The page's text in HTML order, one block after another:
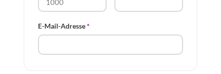
E-Mail-Adresse*